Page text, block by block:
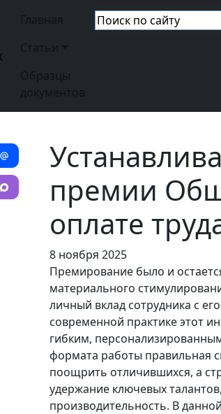
Основная
премии
оплате
8 ноября 2025
Премирование было и
материального
личный вклад сотрудника с
современной практике этот
гибким,
формата работы правильная
поощрить отличившихся, а
удержание ключевых
производительность. В